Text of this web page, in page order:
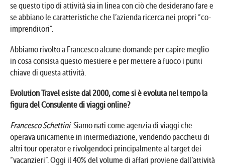
se questo tipo di attività sia in linea con ciò che desiderano fare e
se abbiano le caratteristiche che l’azienda ricerca nei propri “co-
imprenditori”.
Abbiamo rivolto a Francesco alcune domande per capire meglio
in cosa consista questo mestiere e per mettere a fuoco i punti
chiave di questa attività.
Evolution Travel esiste dal 2000, come si è evoluta nel tempo la
figura del Consulente di viaggi online?
Francesco Schettini: Siamo nati come agenzia di viaggi che
operava unicamente in intermediazione, vendendo pacchetti di
altri tour operator e rivolgendoci principalmente al target dei
“vacanzieri”. Oggi il 40% del volume di affari proviene dall’attività